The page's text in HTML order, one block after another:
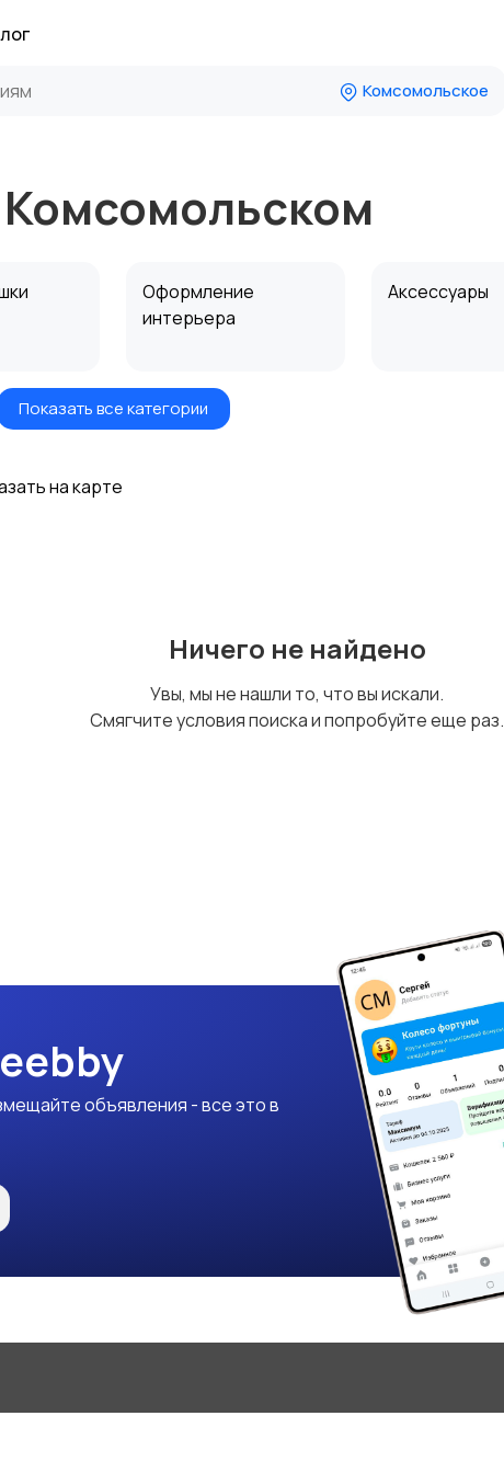
Комсомольское
Оформление
интерьера
Аксессуары
Показать все категории
на карте
Ничего не найдено
Увы, мы не нашли то, что вы искали.
Смягчите условия поиска и попробуйте еще раз.
объявления - все это в